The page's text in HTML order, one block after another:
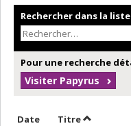
Rechercher dans la liste
Pour une recherche
Visiter Papyrus
Date Trier par date en
TitreTrier par